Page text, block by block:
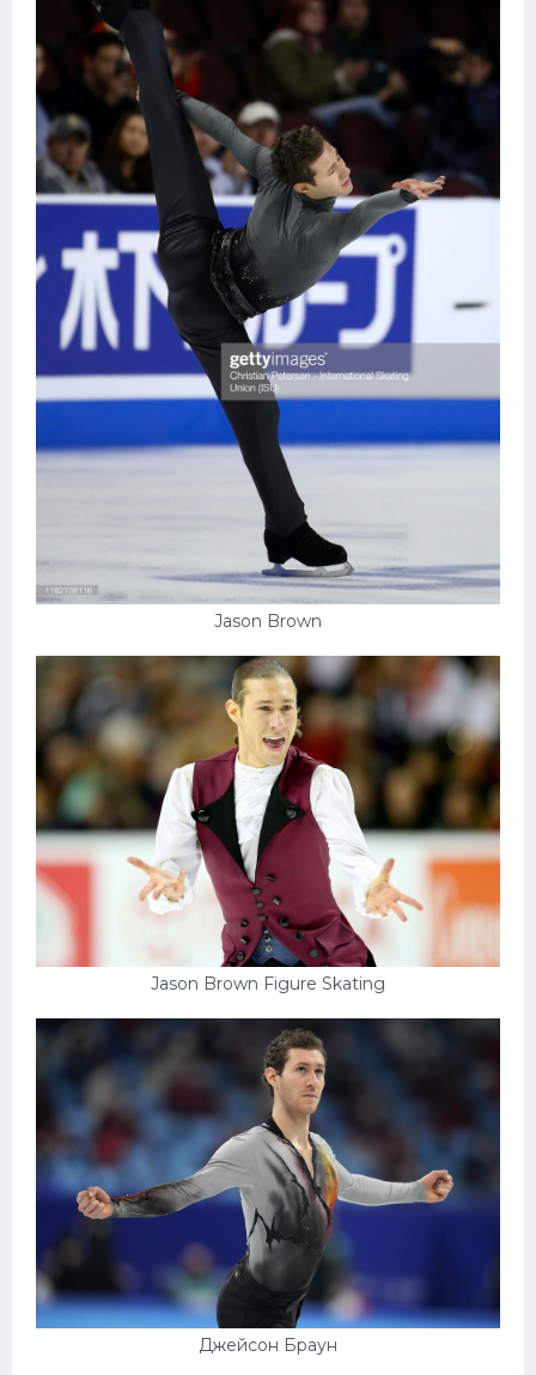
Jason Brown
Jason Brown Figure Skating
Джейсон Браун